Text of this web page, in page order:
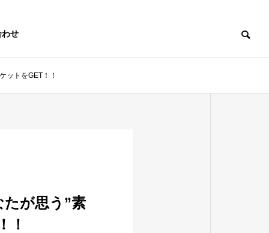
わせ
ットをGET！！
が思う”素
！